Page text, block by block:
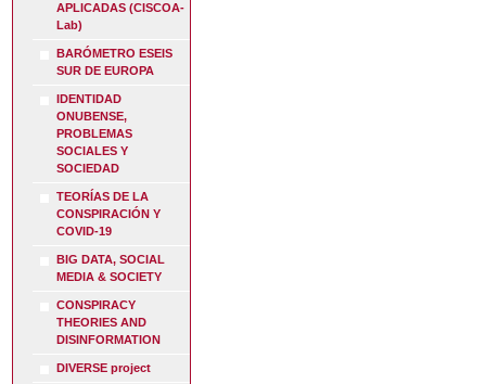
APLICADAS (CISCOA-
Lab)
BARÓMETRO ESEIS
SUR DE EUROPA
IDENTIDAD
ONUBENSE,
PROBLEMAS
SOCIALES Y
SOCIEDAD
TEORÍAS DE LA
CONSPIRACIÓN Y
COVID-19
BIG DATA, SOCIAL
MEDIA & SOCIETY
CONSPIRACY
THEORIES AND
DISINFORMATION
DIVERSE project